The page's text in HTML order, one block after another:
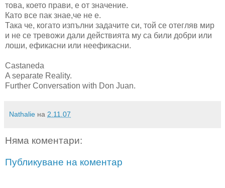
това, което прави, е от значение.
Като все пак знае,че не е.
Така че, когато изпълни задачите си, той се отегляв мир
и не се тревожи дали действията му са били добри или
лоши, ефикасни или неефикасни.
Castaneda
A separate Reality.
Further Conversation with Don Juan.
Nathalie на 2.11.07
Няма коментари:
Публикуване на коментар